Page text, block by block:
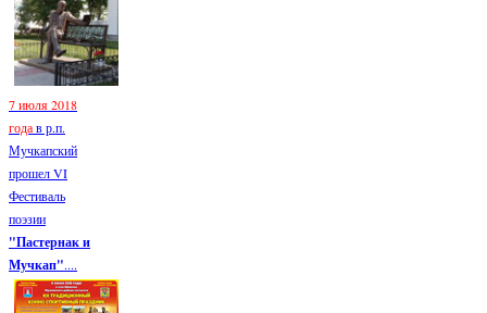
7 июля 2018
годав р.п.
Мучкапский
прошел VI
Фестиваль
поэзии
"Пастернак и
Мучкап"....